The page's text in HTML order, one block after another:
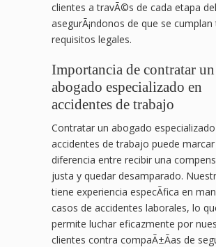
clientes a travÃ©s de cada etapa
asegurÃ¡ndonos de que se
requisitos legales.
Importancia de contratar un
abogado especializado en
accidentes de trabajo
Contratar un abogado
accidentes de trabajo puede marcar
diferencia entre recibir una
justa y quedar desamparado.
tiene experiencia especÃ­fica en
casos de accidentes laborales, lo
permite luchar eficazmente por
clientes contra compaÃ±Ã­as de